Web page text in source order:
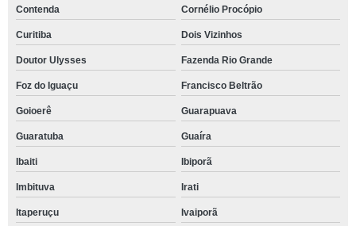
Contenda Cornélio Procópio
Curitiba Dois Vizinhos
Doutor Ulysses Fazenda Rio Grande
Foz do Iguaçu Francisco Beltrão
Goioerê Guarapuava
Guaratuba Guaíra
Ibaiti Ibiporã
Imbituva Irati
Itaperuçu Ivaiporã